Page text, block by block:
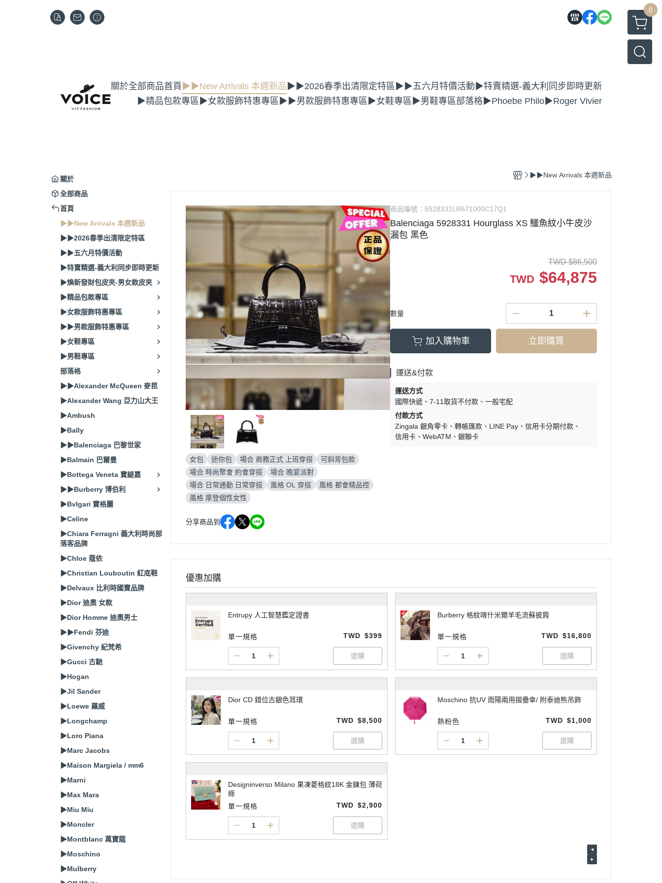
0
關於全部商品首頁 ▶▶New Arrivals 本週新品 ▶▶2026春季出清限定特區 ▶▶五六月特價活動 ▶特賣精選-義大利同步即時更新
▶精品包款專區 ▶女款服飾特惠專區 ▶▶男款服飾特惠專區 ▶女鞋專區 ▶男鞋專區部落格 ▶Phoebe Philo ▶Roger Vivier
關於
全部商品
首頁
▶▶New Arrivals 本週新品
▶▶2026春季出清限定特區
▶▶五六月特價活動
▶特賣精選-義大利同步即時更新
▶煥新發財包皮夾-男女款皮夾
▶精品包款專區
▶女款服飾特惠專區
▶▶男款服飾特惠專區
▶女鞋專區
▶男鞋專區
部落格
▶▶Alexander McQueen 麥昆
▶Alexander Wang 亞力山大王
▶Ambush
▶Bally
▶▶Balenciaga 巴黎世家
▶Balmain 巴爾曼
▶Bottega Veneta 寶緹嘉
▶▶Burberry 博伯利
▶Bvlgari 寶格麗
▶Celine
▶Chiara Ferragni 義大利時尚部
落客品牌
▶Chloe 蔻依
▶Christian Louboutin 紅底鞋
▶Delvaux 比利時國寶品牌
▶Dior 迪奧 女款
▶Dior Homme 迪奧男士
▶▶Fendi 芬迪
▶Givenchy 紀梵希
▶Gucci 古馳
▶Hogan
▶Jil Sander
▶Loewe 羅威
▶Longchamp
▶Loro Piana
▶Marc Jacobs
▶Maison Margiela / mm6
▶Marni
▶Max Mara
▶Miu Miu
▶Moncler
▶Montblanc 萬寶龍
▶Moschino
▶Mulberry
▶▶New Arrivals 本週新品
女包 迷你包 場合 商務正式 上班穿搭
可斜背包款
場合 時尚聚會 約會穿搭
場合 晚宴派對
場合 日常通勤 日常穿搭
風格 OL 穿搭
風格 都會精品控
風格 摩登個性女性
分享商品到
商品編號： 5928331LR671000C17Q1
Balenciaga 5928331 Hourglass XS 鱷魚紋小牛皮沙
漏包 黑色
TWD $86,500
TWD $64,875
數量
加入購物車 立即購買
運送&付款
運送方式
國際快遞
7-11取貨不付款
一般宅配
付款方式
Zingala 銀角零卡
轉帳匯款 LINE Pay
信用卡分期付款
信用卡
WebATM 銀聯卡
優惠加購
Entrupy 人工智慧鑑定證書
單一規格 TWD $399
Burberry 格紋喀什米爾羊毛流蘇披肩
單一規格 TWD $16,800
Dior CD 錯位古銀色耳環
單一規格 TWD $8,500
Moschino 抗UV 雨陽兩用摺疊傘/ 附泰迪熊吊飾
熱粉色 TWD $1,000
Designinverso Milano 果凍菱格紋18K 金鍊包 薄荷
綠
單一規格
TWD $2,900